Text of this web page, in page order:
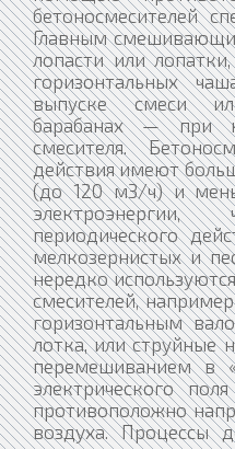
бетоносмесителей
Главным
лопасти или
горизонтальных
выпуске смеси
барабанах — при
смесителя.
действия имеют
(до 120 м3/ч) и
периодического
мелкозернистых и
нередко
смесителей,
горизонтальным
лотка, или струйные
перемешиванием в
электрического
противоположно
воздуха. Процессы